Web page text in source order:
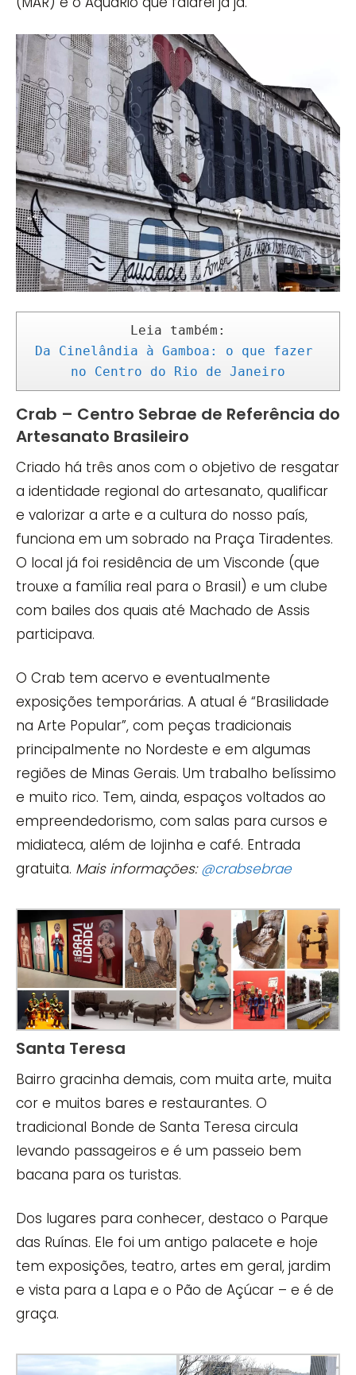
Da Cinelândia à Gamboa: o que fazer
no Centro do Rio de Janeiro
Crab – Centro Sebrae de Referência do
Artesanato Brasileiro
Criado há três anos com o objetivo de resgatar
a identidade regional do artesanato, qualificar
e valorizar a arte e a cultura do nosso país,
funciona em um sobrado na Praça Tiradentes.
O local já foi residência de um Visconde (que
trouxe a família real para o Brasil) e um clube
com bailes dos quais até Machado de Assis
participava.
O Crab tem acervo e eventualmente
exposições temporárias. A atual é “Brasilidade
na Arte Popular”, com peças tradicionais
principalmente no Nordeste e em algumas
regiões de Minas Gerais. Um trabalho belíssimo
e muito rico. Tem, ainda, espaços voltados ao
empreendedorismo, com salas para cursos e
midiateca, além de lojinha e café. Entrada
gratuita. Mais informações:@crabsebrae
Santa Teresa
Bairro gracinha demais, com muita arte, muita
cor e muitos bares e restaurantes. O
tradicional Bonde de Santa Teresa circula
levando passageiros e é um passeio bem
bacana para os turistas.
Dos lugares para conhecer, destaco o Parque
das Ruínas. Ele foi um antigo palacete e hoje
tem exposições, teatro, artes em geral, jardim
e vista para a Lapa e o Pão de Açúcar – e é de
graça.